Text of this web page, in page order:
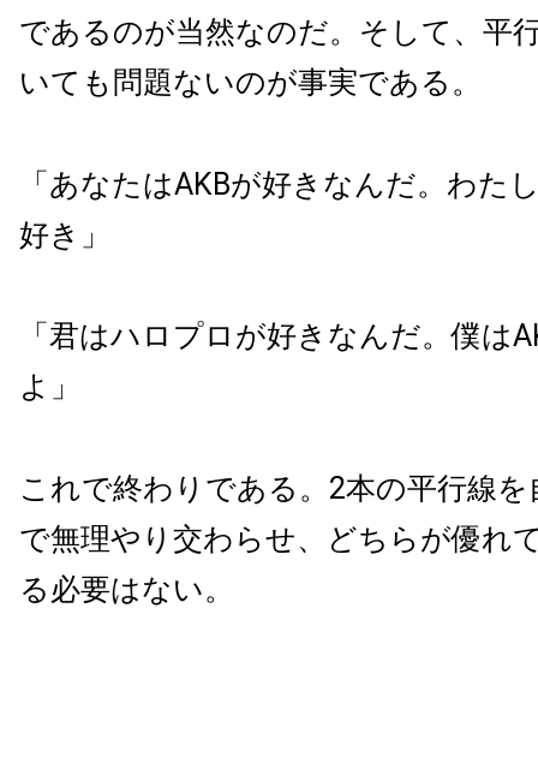
であるのが当然なのだ。そして、平
いても問題ないのが事実である。
「あなたはAKBが好きなんだ。わた
好き」
「君はハロプロが好きなんだ。僕は
よ」
これで終わりである。2本の平行線を
で無理やり交わらせ、どちらが優れ
る必要はない。